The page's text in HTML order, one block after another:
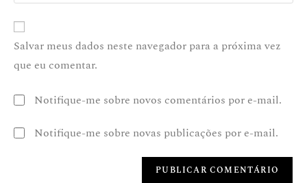
Salvar meus dados neste navegador para a próxima vez
que eu comentar.
Notifique-me sobre novos comentários por e-mail.
Notifique-me sobre novas publicações por e-mail.